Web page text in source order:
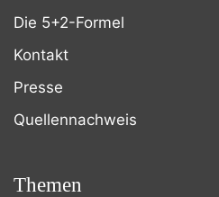
Die 5+2-Formel
Kontakt
Presse
Quellennachweis
Themen